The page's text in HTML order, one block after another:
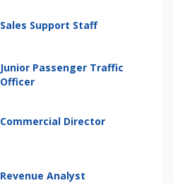
Sales Support Staff
Junior Passenger Traffic
Officer
Commercial Director
Revenue Analyst